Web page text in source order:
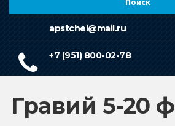
apstchel@mail.ru
+7 (951) 800-02-78
Гравий 5-20